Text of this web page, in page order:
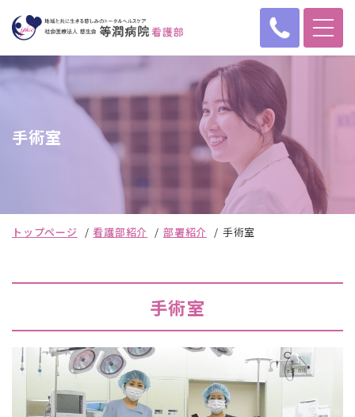
手術室
トップページ 看護部紹介 部署紹介 手術室
手術室